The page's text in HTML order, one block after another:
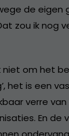
de eigen
zou ik nog
om het
het is een
verre
En de